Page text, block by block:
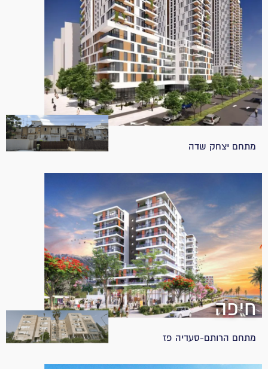
מתחם יצחק שדה
חיפה
מתחם הרותם-סעדיה פז